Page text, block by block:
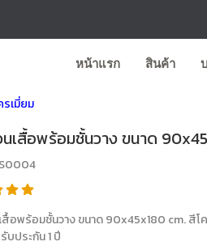
หน้าแรก สินค้า
เมี่ยม
เสื้อพร้อมชั้นวาง ขนาด
สื้อพร้อมชั้นวาง ขนาด 90x45x180 cm. สี
บประกัน 1 ปี